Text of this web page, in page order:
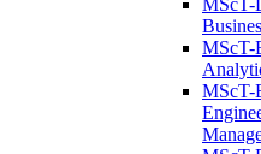
MScT-
MScT-
MScT-